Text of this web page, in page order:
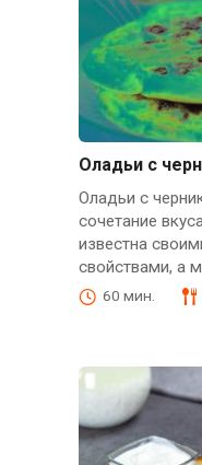
Оладьи с
Оладьи с
сочетание
известна
свойствами, а
60 мин.